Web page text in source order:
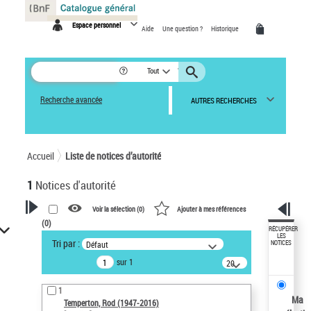
Espace personnel Aide Une question ? Historique
Tout
Recherche avancée AUTRES RECHERCHES
Accueil Liste de notices d’autorité
1 Notices d'autorité
VOTRE RECHERCHE
Recherche avancée dans les
notices d’autorité
Œuvres liées à l'auteur :
Temperton, Rod (1947-2016)
Voir la sélection (0) Ajouter à mes références
(0)
Tri par : Défaut
sur 1
20
résultats/page
1
Temperton, Rod (1947-2016)
RÉCUPÉRER
LES
NOTICES
Ma
Panneau de gestion des cookies